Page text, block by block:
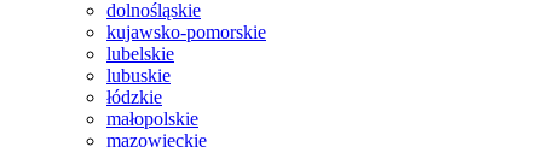
dolnośląskie
kujawsko-pomorskie
lubelskie
lubuskie
łódzkie
małopolskie
mazowieckie